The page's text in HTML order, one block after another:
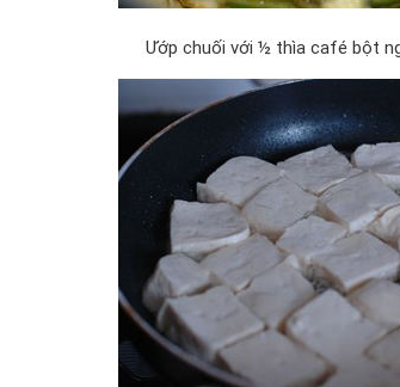
Ướp chuối với ½ thìa café bột